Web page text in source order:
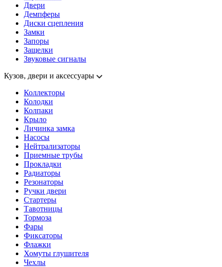
Двери
Демпферы
Диски сцепления
Замки
Запоры
Защелки
Звуковые сигналы
Кузов, двери и аксессуары
Коллекторы
Колодки
Колпаки
Крыло
Личинка замка
Насосы
Нейтрализаторы
Приемные трубы
Прокладки
Радиаторы
Резонаторы
Ручки двери
Стартеры
Тавотницы
Тормоза
Фары
Фиксаторы
Флажки
Хомуты глушителя
Чехлы